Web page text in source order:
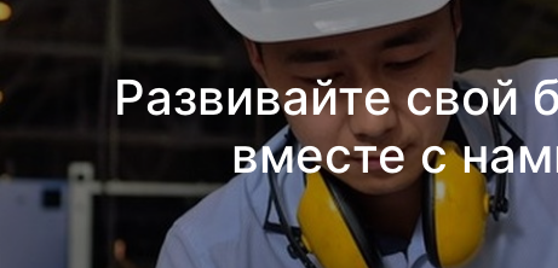
Развивайте свой
вместе с